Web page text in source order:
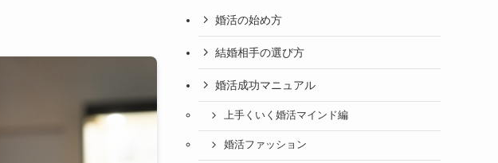
婚活の始め方
結婚相手の選び方
婚活成功マニュアル
上手くいく婚活マインド編
婚活ファッション